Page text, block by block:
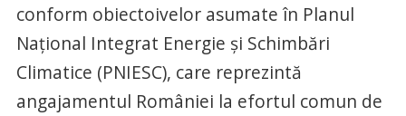
conform obiectoivelor asumate în Planul
Național Integrat Energie și Schimbări
Climatice (PNIESC), care reprezintă
angajamentul României la efortul comun de